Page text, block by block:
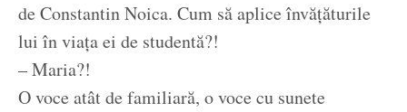
de Constantin Noica. Cum să aplice învățăturile
lui în viața ei de studentă?!
– Maria?!
O voce atât de familiară, o voce cu sunete